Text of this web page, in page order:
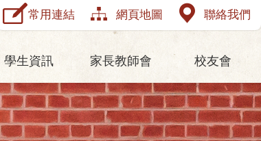
常用連結 網頁地圖 聯絡我們
學生資訊 家長教師會 校友會